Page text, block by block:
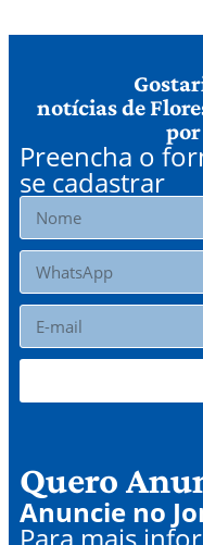
notícias de
Preencha o
se cadastrar
Quero
Anuncie no
Para mais